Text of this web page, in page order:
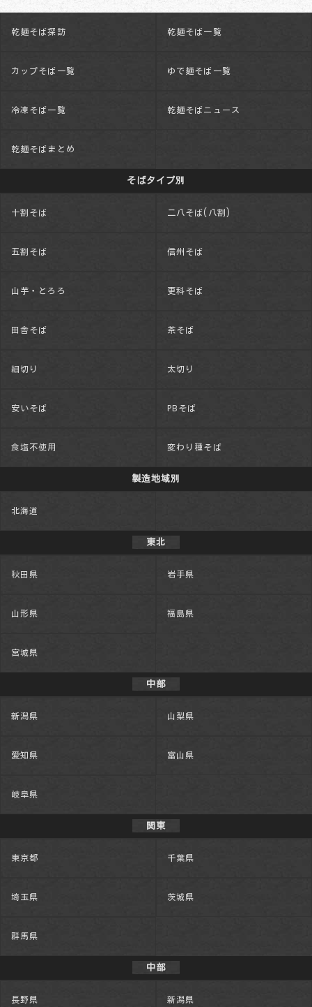
乾麺そば探訪 乾麺そば一覧
カップそば一覧 ゆで麺そば一覧
冷凍そば一覧 乾麺そばニュース
乾麺そばまとめ
そばタイプ別
十割そば 二八そば(八割)
五割そば 信州そば
山芋・とろろ 更科そば
田舎そば 茶そば
細切り 太切り
安いそば PBそば
食塩不使用 変わり種そば
製造地域別
北海道
東北
秋田県 岩手県
山形県 福島県
宮城県
中部
新潟県 山梨県
愛知県 富山県
岐阜県
関東
東京都 千葉県
埼玉県 茨城県
群馬県
中部
長野県 新潟県